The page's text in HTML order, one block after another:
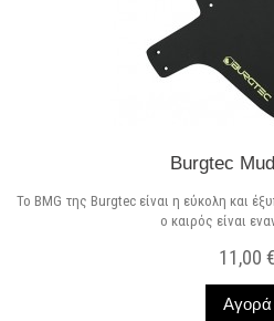
Burgtec
Το BMG της Burgtec είναι η εύκολη και
ο καιρός είναι
11,00 €
Αγορά